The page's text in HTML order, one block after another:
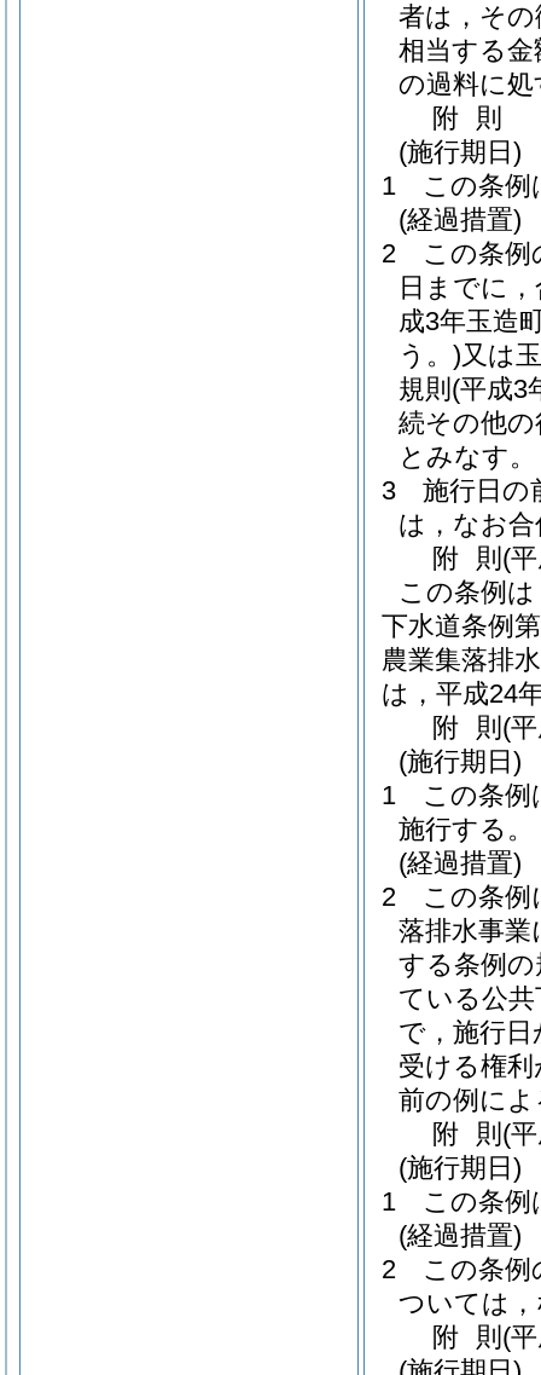
者は，そ
相当する
の過料に
附 則
(施行期日)
1
この条例
(経過措置)
2
この条例
日までに
成3年玉造
う。)又は
規則 (平成3
続その他
とみなす。
3
施行日の
は，なお
附 則 (
この条例
下水道条例
農業集落排
は，平成24
附 則 (
(施行期日)
1
この条例
施行する。
(経過措置)
2
この条例
落排水事業
する条例
ている公
で，施行
受ける権
前の例によ
附 則 (
(施行期日)
1
この条例
(経過措置)
2
この条例
ついては
附 則 (